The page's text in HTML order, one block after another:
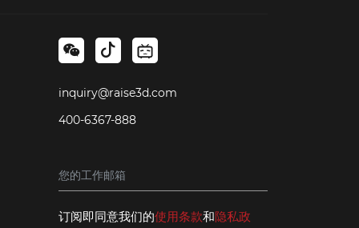
inquiry@raise3d.com
400-6367-888
订阅即同意我们的使用条款和隐私政